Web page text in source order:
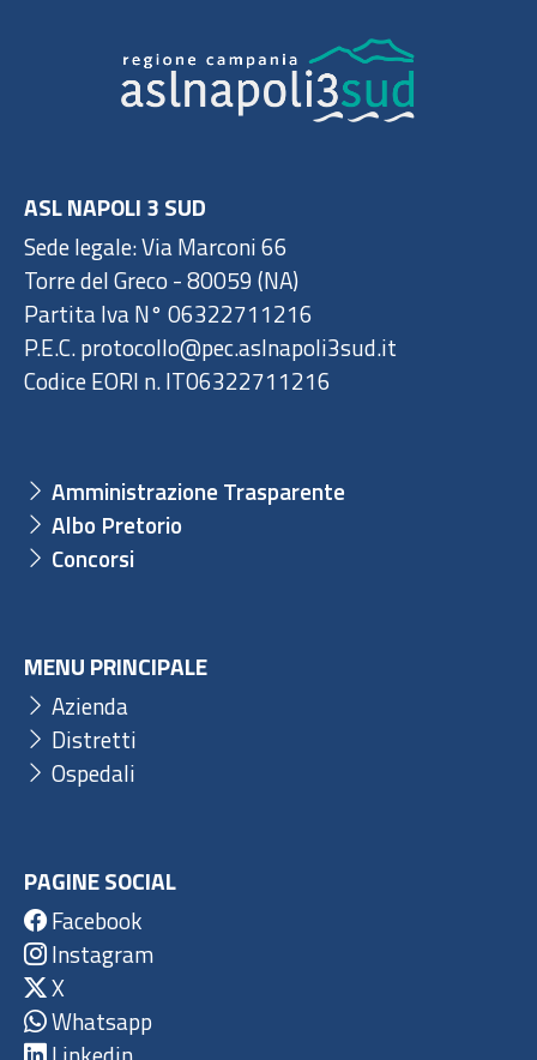
ASL NAPOLI 3 SUD
Sede legale: Via Marconi 66
Torre del Greco - 80059 (NA)
Partita Iva N° 06322711216
P.E.C. protocollo@pec.aslnapoli3sud.it
Codice EORI n. IT06322711216
Amministrazione Trasparente
Albo Pretorio
Concorsi
MENU PRINCIPALE
Azienda
Distretti
Ospedali
PAGINE SOCIAL
Facebook
Instagram
X
Whatsapp